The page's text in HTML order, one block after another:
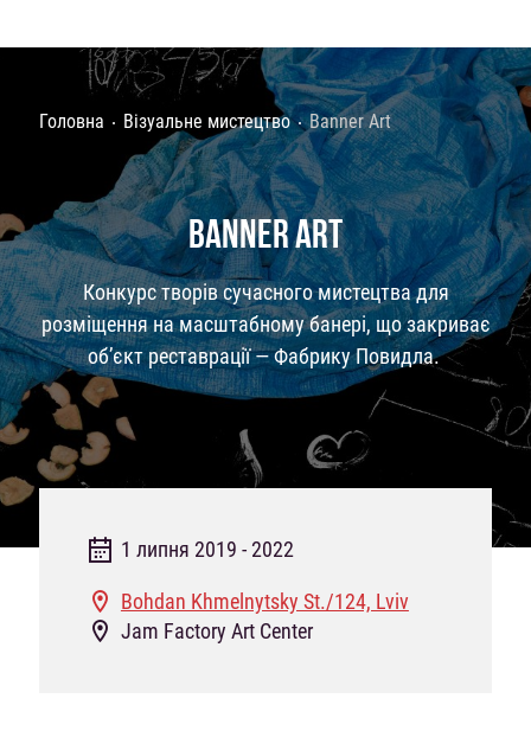
Головна Візуальне мистецтво Banner Art
BANNER ART
Конкурс творів сучасного мистецтва для
розміщення на масштабному банері, що закриває
об’єкт реставрації — Фабрику Повидла.
1 липня 2019 - 2022
Bohdan Khmelnytsky St./124, Lviv
Jam Factory Art Center